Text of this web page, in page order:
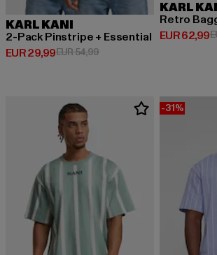
KARL KANI
2-Pack Pinstripe + Essential
EUR 29,99
Huidige prijs: EUR 29,99
EUR 54,99Actieprijs: EUR 54,99
KARL
EUR 62,99
Huidige
-31%